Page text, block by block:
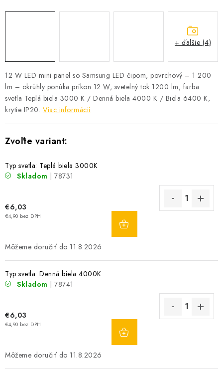
Reklamácie a formulár na odstúpenie od zmluvy
Obchodné podmienky
Podmienky ochrany osobných údajov
O nás - MEGALED & JANTON Zákamenné
12 W LED mini panel so Samsung LED čipom, povrchový – 1 200
lm – okrúhly ponúka príkon 12 W, svetelný tok 1200 lm, farba
svetla Teplá biela 3000 K / Denná biela 4000 K / Biela 6400 K,
krytie IP20. Viac informácií
Typ svetla: Teplá biela 3000K
Skladom
| 78731
€6,03
€4,90 bez DPH
11.8.2026
Typ svetla: Denná biela 4000K
Skladom
| 78741
€6,03
€4,90 bez DPH
11.8.2026
+ ďalšie (4)